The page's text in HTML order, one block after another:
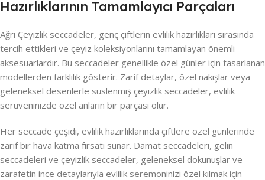
Hazırlıklarının Tamamlayıcı Parçaları
Ağrı Çeyizlik seccadeler, genç çiftlerin evlilik hazırlıkları sırasında
tercih ettikleri ve çeyiz koleksiyonlarını tamamlayan önemli
aksesuarlardır. Bu seccadeler genellikle özel günler için tasarlanan
modellerden farklılık gösterir. Zarif detaylar, özel nakışlar veya
geleneksel desenlerle süslenmiş çeyizlik seccadeler, evlilik
serüveninizde özel anların bir parçası olur.
Her seccade çeşidi, evlilik hazırlıklarında çiftlere özel günlerinde
zarif bir hava katma fırsatı sunar. Damat seccadeleri, gelin
seccadeleri ve çeyizlik seccadeler, geleneksel dokunuşlar ve
zarafetin ince detaylarıyla evlilik seremoninizi özel kılmak için